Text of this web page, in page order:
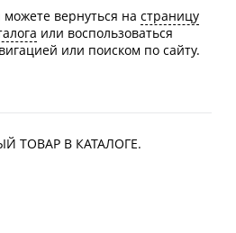
вернуться на страницу
или воспользоваться
или поиском по сайту.
ТОВАР В КАТАЛОГЕ.